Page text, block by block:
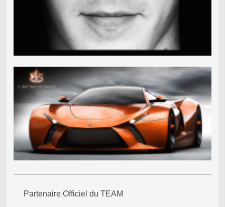
Partenaire Officiel du TEAM